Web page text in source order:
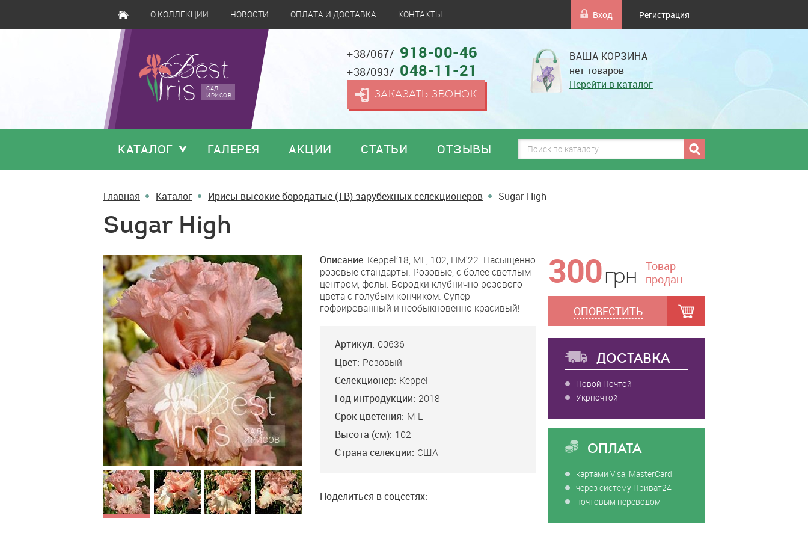
О КОЛЛЕКЦИИ НОВОСТИ ОПЛАТА И ДОСТАВКА КОНТАКТЫ Вход Регистрация
САД
ИРИСОВ
+38/067/ 918-00-46
+38/093/ 048-11-21
ЗАКАЗАТЬ ЗВОНОК
ВАША КОРЗИНА
нет товаров
Перейти в каталог
КАТАЛОГ ГАЛЕРЕЯ АКЦИИ СТАТЬИ ОТЗЫВЫ
Главная Каталог Ирисы высокие бородатые (TB) зарубежных селекционеров Sugar High
Sugar High
Sugar
High
Описание: Keppel’18, ML, 102, HM'22. Насыщенно
розовые стандарты. Розовые, с более светлым
центром, фолы. Бородки клубнично-розового
цвета с голубым кончиком. Супер
гофрированный и необыкновенно красивый!
Артикул: 00636
Цвет: Розовый
Селекционер: Keppel
Год интродукции: 2018
Срок цветения: M-L
Высота (см): 102
Страна селекции: США
Поделиться в соцсетях:
грн
300грн
Товар
продан
ОПОВЕСТИТЬ
ДОСТАВКА
Новой Почтой
Укрпочтой
ОПЛАТА
картами Visa, MasterCard
через систему Приват24
почтовым переводом
Flamingo Frenzy
Johnson’12, ML, 91,
HM’014. Насыщенно
розовый ирис с
розовыми бородками. В
центре фолов немного
светлее. Крупный, очень
Marital Bliss
Keppel’17, M, 91, HM’19,
AM'21. Розовые, с
небольшим персиковым
оттенком, стандарты.
Фолы чуть светлее, с
What A Beauty
более тёмные у
Johnson’15, L, 86, HM'17.
Тёмно-розовые, сильно-